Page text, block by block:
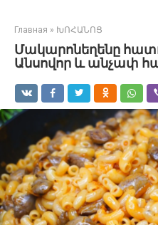
Главная » ԽՈՀԱՆՈՑ
Մակարոնեղենը
Անսովոր և անչափ